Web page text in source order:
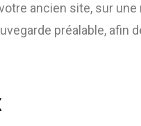
ancien site, sur
préalable, afin